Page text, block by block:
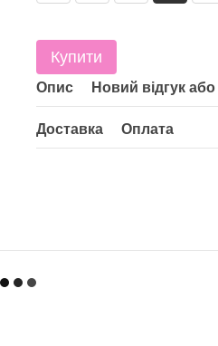
Купити
Опис Новий відгук
Доставка Оплата